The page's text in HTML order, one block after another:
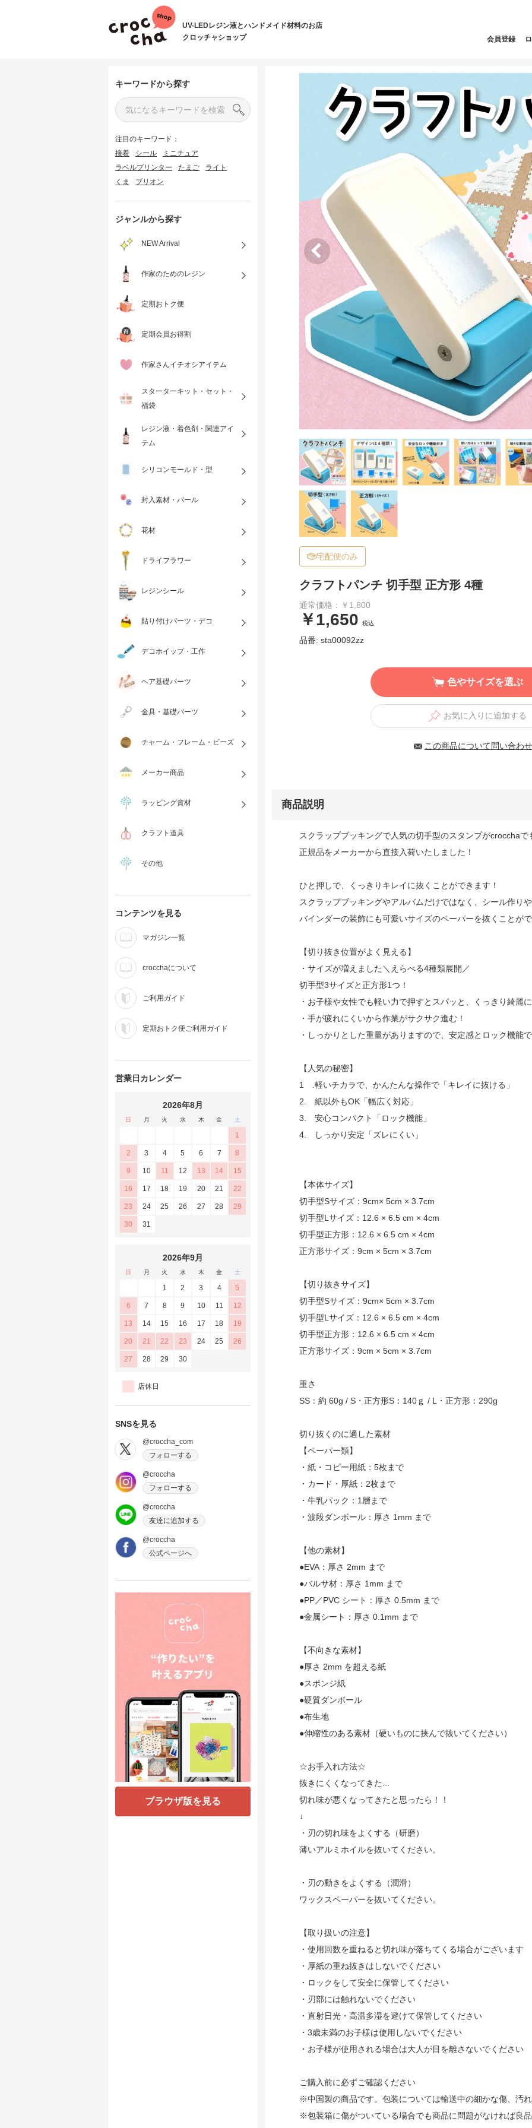
UV-LEDレジン液とハンドメイド材料のお店
クロッチャショップ
会員登録
キーワードから探す
注目のキーワード：
接着
シール
ミニチュア
ラベルプリンター
たまご
ライト
くま
ブリオン
ジャンルから探す
NEW Arrival
作家のためのレジン
定期おトク便
定期会員お得割
作家さんイチオシアイテム
スターターキット・セット・
福袋
レジン液・着色剤・関連アイ
テム
シリコンモールド・型
封入素材・パール
花材
ドライフラワー
レジンシール
貼り付けパーツ・デコ
デコホイップ・工作
ヘア基礎パーツ
金具・基礎パーツ
チャーム・フレーム・ビーズ
メーカー商品
ラッピング資材
クラフト道具
その他
コンテンツを見る
マガジン一覧
crocchaについて
ご利用ガイド
定期おトク便ご利用ガイド
営業日カレンダー
2026年8月
日 月 火 水 木 金 土
1
2 3 4 5 6 7 8
9 10 11 12 13 14 15
16 17 18 19 20 21 22
23 24 25 26 27 28 29
30 31
2026年9月
日 月 火 水 木 金 土
1 2 3 4 5
6 7 8 9 10 11 12
13 14 15 16 17 18 19
20 21 22 23 24 25 26
27 28 29 30
店休日
SNSを見る
@croccha_com
フォローする
@croccha
フォローする
@croccha
友達に追加する
@croccha
公式ページへ
ブラウザ版を見る
宅配便のみ
クラフトパンチ 切手型 正方形 4種
通常価格：￥1,800
￥1,650 税込
品番: sta00092zz
色やサイズを選ぶ
お気に入りに追加する
この商品について問い合わ
商品説明
スクラップブッキングで人気の切手型のスタンプがcrocchaで
正規品をメーカーから直接入荷いたしました！
ひと押しで、くっきりキレイに抜くことができます！
スクラップブッキングやアルバムだけではなく、シール作りや
バインダーの装飾にも可愛いサイズのペーパーを抜くことが
【切り抜き位置がよく見える】
・サイズが増えました＼えらべる4種類展開／
切手型3サイズと正方形1つ！
・お子様や女性でも軽い力で押すとスパッと、くっきり綺麗
・手が疲れにくいから作業がサクサク進む！
・しっかりとした重量がありますので、安定感とロック機能
【人気の秘密】
1 .軽いチカラで、かんたんな操作で「キレイに抜ける」
2. 紙以外もOK「幅広く対応」
3. 安心コンパクト「ロック機能」
4. しっかり安定「ズレにくい」
【本体サイズ】
切手型Sサイズ：9cm× 5cm × 3.7cm
切手型Lサイズ：12.6 × 6.5 cm × 4cm
切手型正方形：12.6 × 6.5 cm × 4cm
正方形サイズ：9cm × 5cm × 3.7cm
【切り抜きサイズ】
切手型Sサイズ：9cm× 5cm × 3.7cm
切手型Lサイズ：12.6 × 6.5 cm × 4cm
切手型正方形：12.6 × 6.5 cm × 4cm
正方形サイズ：9cm × 5cm × 3.7cm
重さ
SS：約 60g / S・正方形S：140ｇ / L・正方形：290g
切り抜くのに適した素材
【ペーパー類】
・紙・コピー用紙：5枚まで
・カード・厚紙：2枚まで
・牛乳パック：1層まで
・波段ダンボール：厚さ 1mm まで
【他の素材】
●EVA：厚さ 2mm まで
●バルサ材：厚さ 1mm まで
●PP／PVC シート：厚さ 0.5mm まで
●金属シート：厚さ 0.1mm まで
【不向きな素材】
●厚さ 2mm を超える紙
●スポンジ紙
●硬質ダンボール
●布生地
●伸縮性のある素材（硬いものに挟んで抜いてください）
☆お手入れ方法☆
抜きにくくなってきた...
切れ味が悪くなってきたと思ったら！！
↓
・刃の切れ味をよくする（研磨）
薄いアルミホイルを抜いてください。
・刃の動きをよくする（潤滑）
ワックスペーパーを抜いてください。
【取り扱いの注意】
・使用回数を重ねると切れ味が落ちてくる場合がございます
・厚紙の重ね抜きはしないでください
・ロックをして安全に保管してください
・刃部には触れないでください
・直射日光・高温多湿を避けて保管してください
・3歳未満のお子様は使用しないでください
・お子様が使用される場合は大人が目を離さないでください
ご購入前に必ずご確認ください
※中国製の商品です。包装については輸送中の細かな傷、汚
※包装箱に傷がついている場合でも商品に問題がなければ良